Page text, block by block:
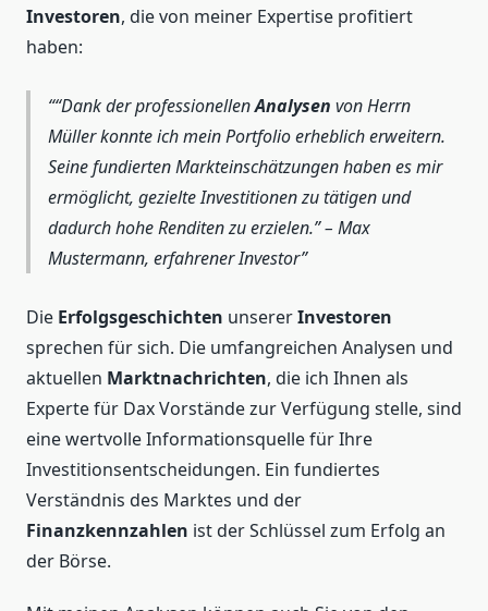
Investoren, die von meiner Expertise profitiert
haben:
“Dank der professionellenAnalysen von Herrn
Müller konnte ich mein Portfolio erheblich erweitern.
Seine fundierten Markteinschätzungen haben es mir
ermöglicht, gezielte Investitionen zu tätigen und
dadurch hohe Renditen zu erzielen.” – Max
Mustermann, erfahrener Investor
Die Erfolgsgeschichten unsererInvestoren
sprechen für sich. Die umfangreichen Analysen und
aktuellen Marktnachrichten, die ich Ihnen als
Experte für Dax Vorstände zur Verfügung stelle, sind
eine wertvolle Informationsquelle für Ihre
Investitionsentscheidungen. Ein fundiertes
Verständnis des Marktes und der
Finanzkennzahlen ist der Schlüssel zum Erfolg an
der Börse.